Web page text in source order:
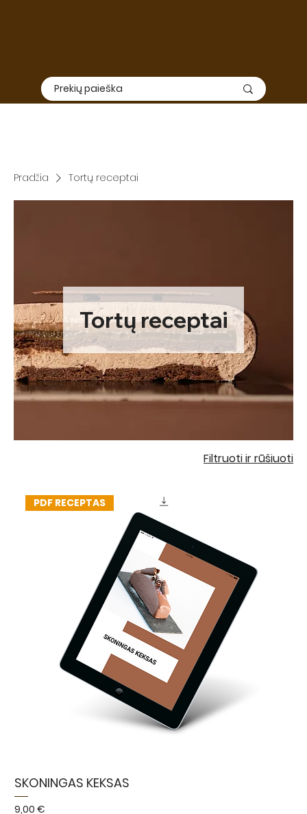
Pradžia Tortų receptai
Tortų receptai
Filtruoti ir rūšiuoti
PDF RECEPTAS
SKONINGAS KEKSAS
Kaina
9,00 €